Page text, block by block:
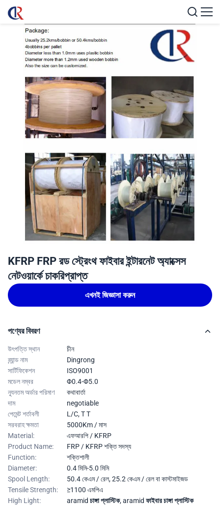
KFRP FRP রড স্ট্রেংথ ফাইবার ইন্টারনেট অ্যাক্সেস
নেটওয়ার্কে চাকরিপ্রাপ্ত
এখনই জিজ্ঞাসা করুন
পণ্যের বিবরণ
উৎপত্তি স্থান
চীন
ব্র্যান্ড নাম
Dingrong
সার্টিফিকেশন
ISO9001
মডেল নম্বর
Φ0.4-Φ5.0
ন্যূনতম অর্ডার পরিমাণ
কথাবার্তা
দাম
negotiable
পেমেন্ট শর্তাবলী
L/C, T T
সরবরাহ ক্ষমতা
5000Km / মাস
Material:
এফআরপি / KFRP
Product Name:
FRP / KFRP শক্তি সদস্য
Function:
শক্তিশালী
Diameter:
0.4 মিমি-5.0 মিমি
Spool Length:
50.4 কেএম / রেল, 25.2 কেএম / রেল বা কাস্টমাইজড
Tensile Strength:
≥1100 এমপিএ
High Light:
aramid চাঙ্গা প্লাস্টিক,aramid ফাইবার চাঙ্গা প্লাস্টিক